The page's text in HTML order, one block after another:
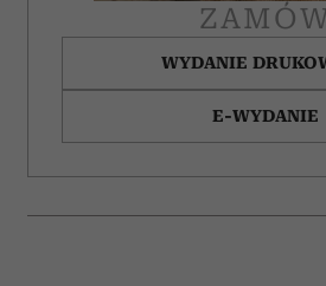
WYDANIE
E-WYDANIE